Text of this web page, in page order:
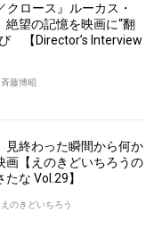
クロース』ルーカス・
望の記憶を映画に“翻
【Director’s Interview
斉藤博昭
見終わった瞬間から何か
画【えのきどいちろうの
な Vol.29】
えのきどいちろう